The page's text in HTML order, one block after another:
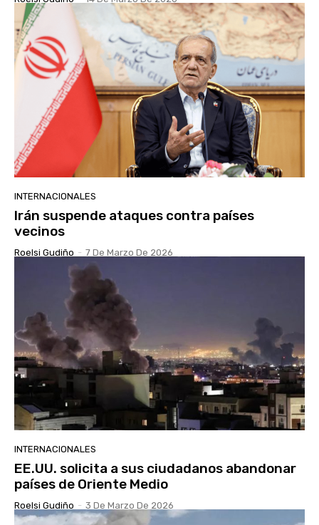
INTERNACIONALES
Irán suspende ataques contra países
vecinos
Roelsi Gudiño - 7 De Marzo De 2026
INTERNACIONALES
EE.UU. solicita a sus ciudadanos abandonar
países de Oriente Medio
Roelsi Gudiño - 3 De Marzo De 2026